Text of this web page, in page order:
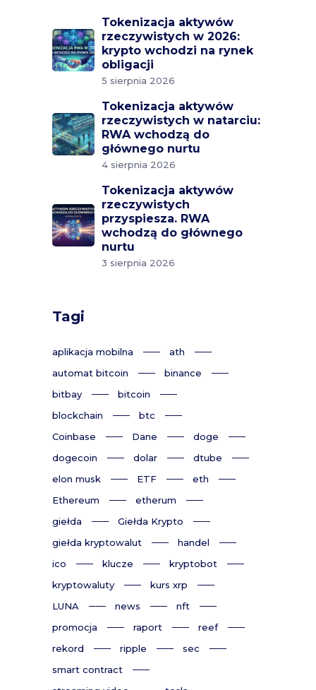
Tokenizacja aktywów
rzeczywistych w 2026:
krypto wchodzi na rynek
obligacji
5 sierpnia 2026
Tokenizacja aktywów
rzeczywistych w natarciu:
RWA wchodzą do
głównego nurtu
4 sierpnia 2026
Tokenizacja aktywów
rzeczywistych
przyspiesza. RWA
wchodzą do głównego
nurtu
3 sierpnia 2026
Tagi
aplikacja mobilna
ath
automat bitcoin
binance
bitbay
bitcoin
blockchain
btc
Coinbase
Dane
doge
dogecoin
dolar
dtube
elon musk
ETF
eth
Ethereum
etherum
giełda
Giełda Krypto
giełda kryptowalut
handel
ico
klucze
kryptobot
kryptowaluty
kurs xrp
LUNA
news
nft
promocja
raport
reef
rekord
ripple
sec
smart contract